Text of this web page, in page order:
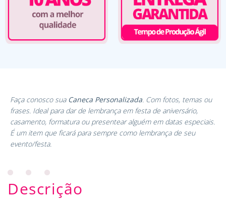
Faça conosco sua Caneca Personalizada . Com fotos, temas ou
frases. Ideal para dar de lembrança em festa de aniversário,
casamento, formatura ou presentear alguém em datas especiais.
É um item que ficará para sempre como lembrança de seu
evento/festa.
Descrição